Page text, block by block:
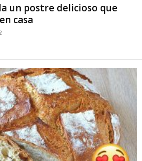
un postre delicioso que
casa